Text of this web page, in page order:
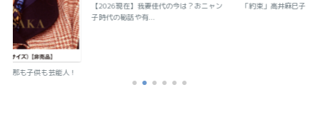
旦那も子供も芸能人！
【2026現在】我妻佳代の今は？おニャン
子時代の秘話や有...
「約束」高井麻巳子